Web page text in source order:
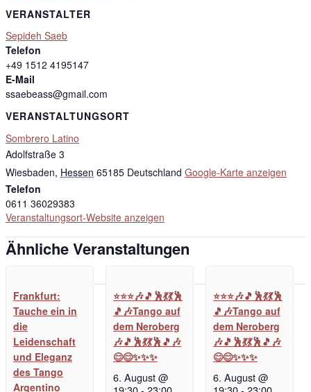
VERANSTALTER
Sepideh Saeb
Telefon
+49 1512 4195147
E-Mail
ssaebeass@gmail.com
VERANSTALTUNGSORT
Sombrero Latino
Adolfstraße 3
Wiesbaden, Hessen 65185 Deutschland Google-Karte anzeigen
Telefon
0611 36029383
Veranstaltungsort-Website anzeigen
Ähnliche Veranstaltungen
Frankfurt:
Tauche ein in
die
Leidenschaft
und Eleganz
des Tango
Argentino
⭐⭐⭐🎶🎵🕺💃💃🕺
🎵🎶Tango auf
dem Neroberg
🎶🎵🕺💃💃🕺🎵🎶
😊😊✨✨✨
6. August @
⭐⭐⭐🎶🎵🕺💃💃🕺
🎵🎶Tango auf
dem Neroberg
🎶🎵🕺💃💃🕺🎵🎶
😊😊✨✨✨
6. August @